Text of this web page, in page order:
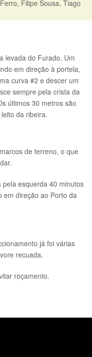
Filipe Sousa, Tiago
levada do Furado. Um
em direção à portela,
curva #2 e descer um
sempre pela crista da
últimos 30 metros são
da ribeira.
de terreno, o que
esquerda 40 minutos
em direção ao Porto da
já foi várias
recuada.
roçamento.